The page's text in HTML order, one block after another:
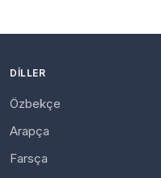
DILLER
Özbekçe
Arapça
Farsça